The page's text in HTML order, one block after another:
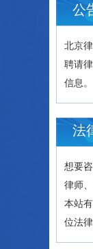
公
北京
聘请
信息。
法
想要
律师
本站
位法